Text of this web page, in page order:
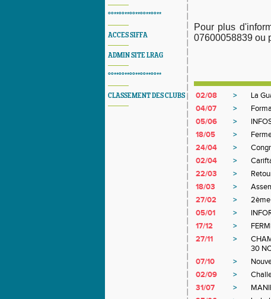
°°**°°**°°**°°**°°**
ACCES SIFFA
ADMIN SITE LRAG
°°**°°**°°**°°**°°**
CLASSEMENT DES CLUBS
Pour plus
07600058839 ou
02/08 >
La
04/07
>
05/06
>
18/05
>
24/04
>
02/04
>
22/03
>
18/03
>
27/02
>
05/01
>
17/12
>
27/11
>
30
07/10
>
02/09
>
31/07
>